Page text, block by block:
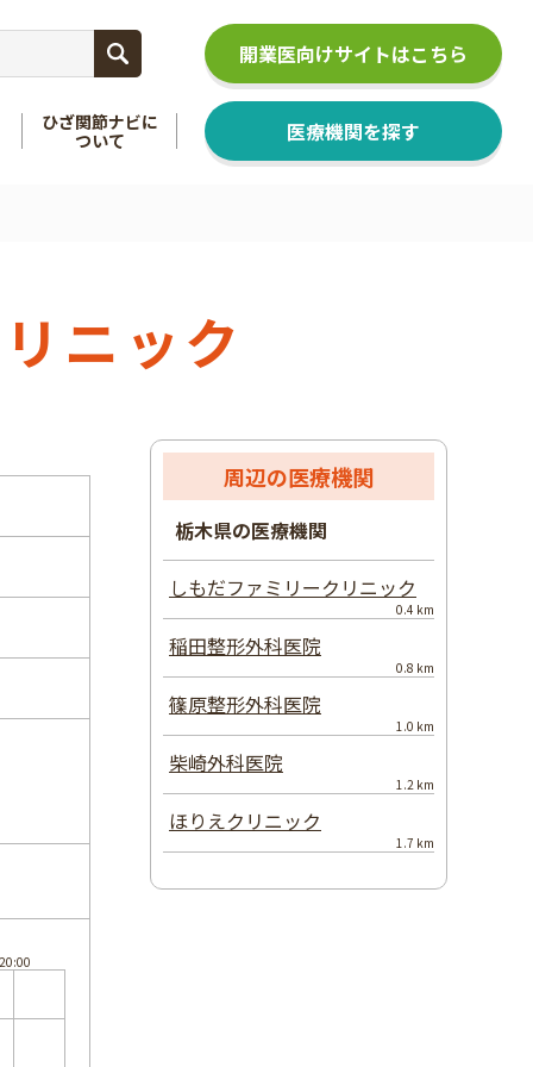
ひざ関節ナビに
ついて
医療機関を探す
開業医向けサイトはこちら
ニック
周辺の医療機関
栃木県の医療機関
しもだファミリークリニック
0.4 km
稲田整形外科医院
0.8 km
篠原整形外科医院
1.0 km
柴崎外科医院
1.2 km
ほりえクリニック
1.7 km